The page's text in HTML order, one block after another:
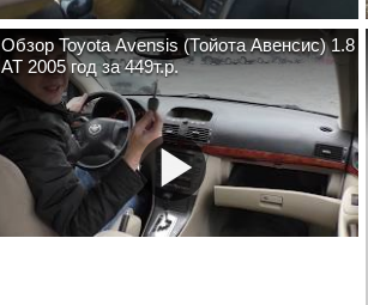
Обзор Toyota Avensis (Тойота Авенсис) 1.8
AT 2005 год за 449т.р.